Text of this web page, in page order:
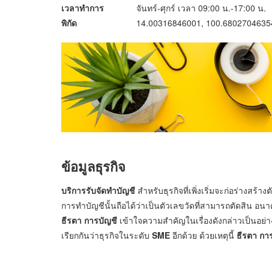
เวลาทำการ
จันทร์-ศุกร์ เวลา 09:00 น.-17:00 น.
พิกัด
14.00316846001,
ข้อมูลธุรกิจ
บริการรับจัดทำบัญชี สำหรับธุรกิจที่เพิ่งเริ่มจะก่อร่างสร้าง
การทำบัญชีนั้นถือได้ว่าเป็นตัวเลขวัดที่สามารถตัดสิน อน
ธีรตา การบัญชี เข้าใจความสำคัญในเรื่องดังกล่าวเป็นอ
เรียกกันว่าธุรกิจในระดับ SME อีกด้วย ด้วยเหตุนี้ ธีรตา ก